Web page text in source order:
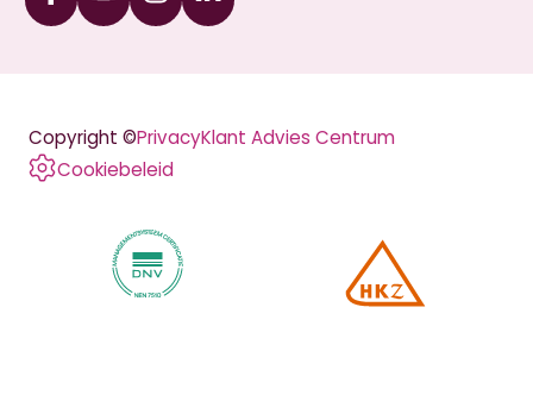
FacebookYoutubeInstagramLinkedin
Copyright ©PrivacyKlant Advies Centrum
Cookiebeleid